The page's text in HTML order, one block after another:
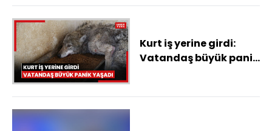
Kurt iş yerine girdi:
Vatandaş büyük panik